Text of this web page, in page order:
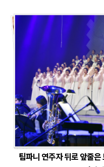
팀파니 연주자 뒤로 앞줄